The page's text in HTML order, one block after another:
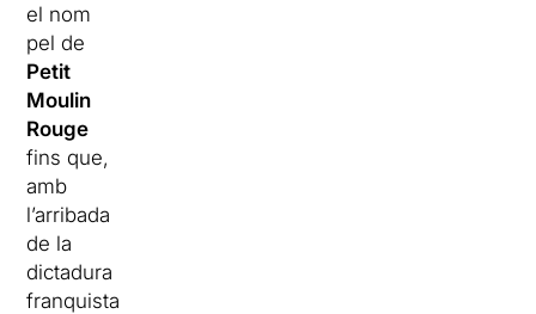
el nom
pel de
Petit
Moulin
Rouge
fins que,
amb
l’arribada
de la
dictadura
franquista